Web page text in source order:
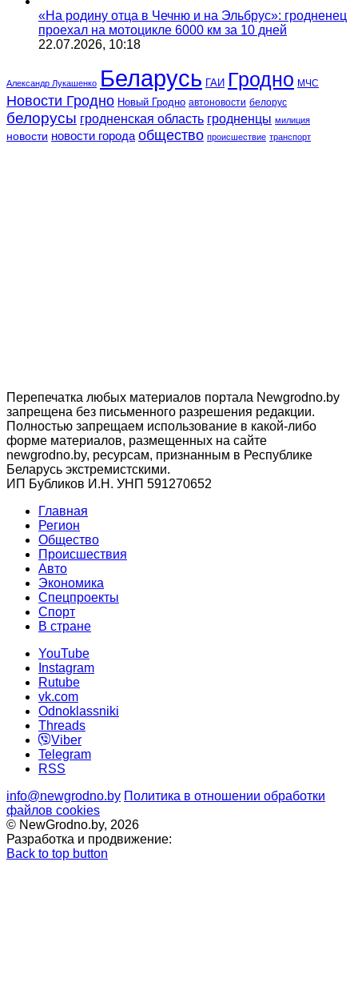
«На родину отца в Чечню и на Эльбрус»: гродненец
проехал на мотоцикле 6000 км за 10 дней
22.07.2026, 10:18
Александр Лукашенко Беларусь ГАИ Гродно МЧС
Новости Гродно Новый Гродно автоновости белорус
белорусы гродненская область гродненцы милиция
новости новости города общество происшествие транспорт
Перепечатка любых материалов портала Newgrodno.by
запрещена без письменного разрешения редакции.
Полностью запрещаем использование в какой-либо
форме материалов, размещенных на сайте
newgrodno.by, ресурсам, признанным в Республике
Беларусь экстремистскими.
ИП Бубликов И.Н. УНП 591270652
Главная
Регион
Общество
Происшествия
Авто
Экономика
Спецпроекты
Cпорт
В стране
YouTube
Instagram
Rutube
vk.com
Odnoklassniki
Threads
Viber
Telegram
RSS
info@newgrodno.by Политика в отношении обработки
файлов cookies
© NewGrodno.by, 2026
Разработка и продвижение:
Back to top button